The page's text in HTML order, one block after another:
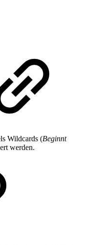
Wildcards (Beginnt
werden.